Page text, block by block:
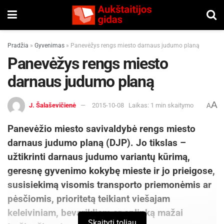
Pradžia » Gyvenimas » Panevėžys rengs miesto darnaus judumo planą
Panevėžys rengs miesto
darnaus judumo planą
J. Šalaševičienė 2015-10-08 Laikas: 1 min skaitymo AA
Panevėžio miesto savivaldybė rengs miesto
darnaus judumo planą (DJP). Jo tikslas –
užtikrinti darnaus judumo variantų kūrimą,
geresnę gyvenimo kokybę mieste ir jo prieigose,
susisiekimą visomis transporto priemonėmis ar
pėsčiomis, prioritetą teikiant viešajam
keleiviniam, bevarikliam ar aplinką mažai